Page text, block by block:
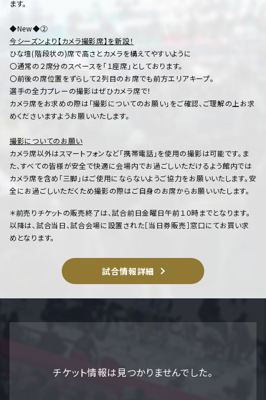
ます。
◆New◆②
今シーズンより【カメラ撮影席】を新設！
ひな壇(階段状の)席で高さとカメラを構えてやすいように
〇通常の２席分のスペースを「１座席」としております。
〇前後の席位置をずらして２列目のお席でも前方エリアキープ。
選手の全力プレーの撮影はぜひカメラ席で！
カメラ席をお求めの際は「撮影についてのお願い」をご確認、ご理解の上お求
めくださいますようお願いいたします。
撮影についてのお願い
カメラ席以外はスマートフォンなど「携帯電話」を使用の撮影は可能です。ま
た、すべての皆様が安全で快適に会場内でお過ごしいただけるよう館内では
カメラ席を含め「三脚」はご使用にならないようご協力をお願いいたします。安
全にお過ごしいただくため撮影の際はご自身のお席からお願いいたします。
＊前売りチケットの販売終了は、試合前日金曜日午前１０時までとなります。
以降は、試合当日、試合会場に設置された［当日券販売］窓口にてお買い求
めとなります。
試合情報詳細
チケット情報は見つかりませんでした。